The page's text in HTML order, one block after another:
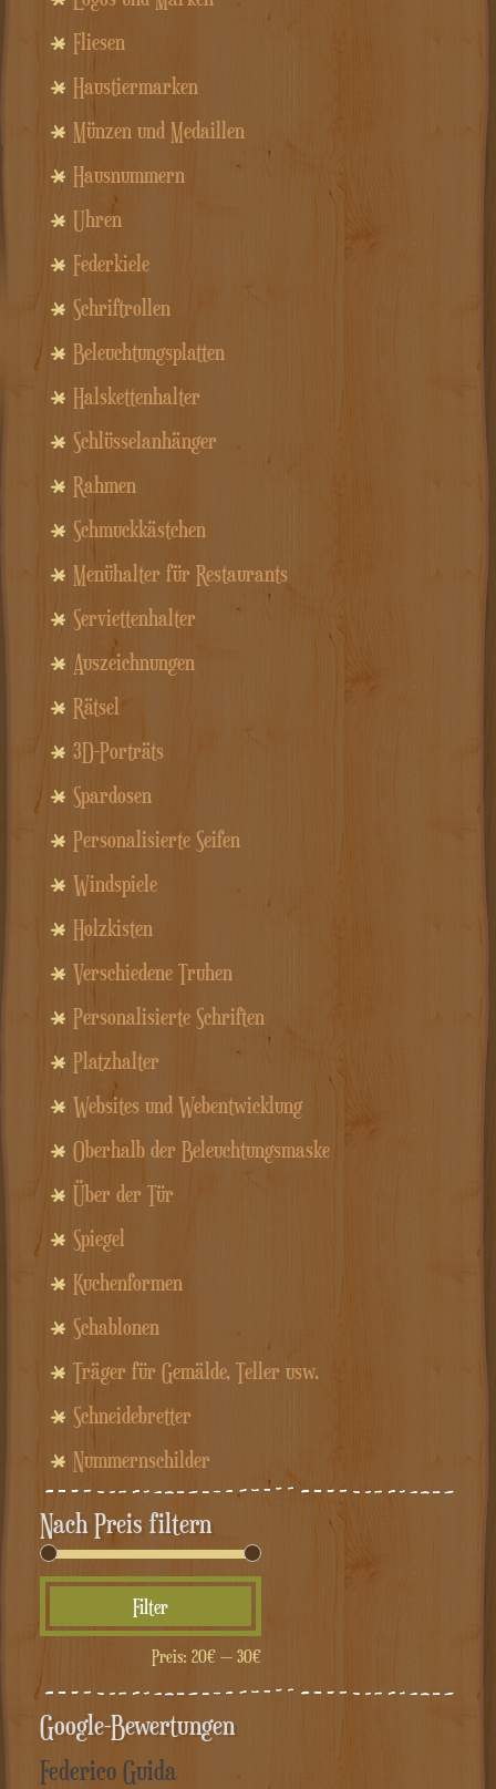
Fliesen
Haustiermarken
Münzen und Medaillen
Hausnummern
Uhren
Federkiele
Schriftrollen
Beleuchtungsplatten
Halskettenhalter
Schlüsselanhänger
Rahmen
Schmuckkästchen
Menühalter für Restaurants
Serviettenhalter
Auszeichnungen
Rätsel
3D-Porträts
Spardosen
Personalisierte Seifen
Windspiele
Holzkisten
Verschiedene Truhen
Personalisierte Schriften
Platzhalter
Websites und Webentwicklung
Oberhalb der Beleuchtungsmaske
Über der Tür
Spiegel
Kuchenformen
Schablonen
Träger für Gemälde, Teller usw.
Schneidebretter
Nummernschilder
Nach Preis filtern
Preis
Preis
Filter
Preis: 20€— 30€
Google-Bewertungen
Federico Guida